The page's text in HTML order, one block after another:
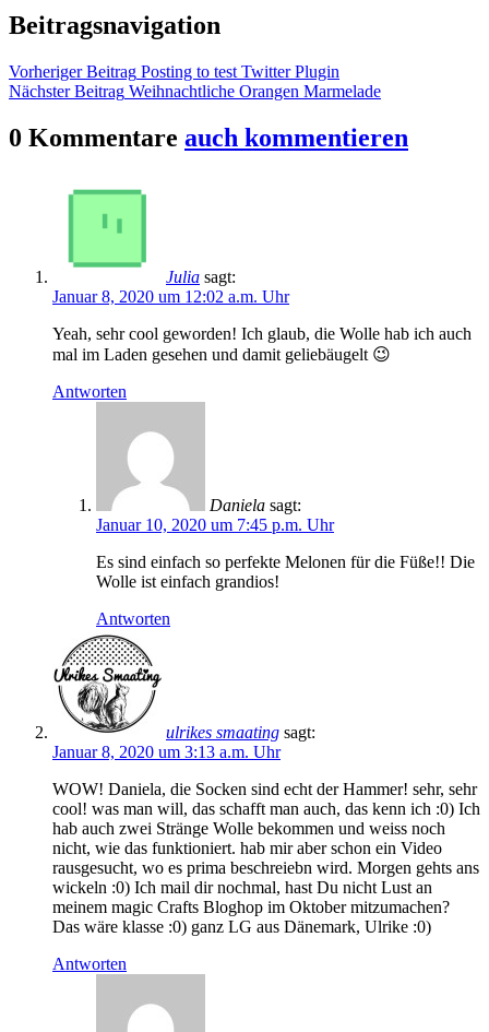
Beitragsnavigation
Vorheriger Beitrag Posting to test Twitter Plugin
Nächster Beitrag Weihnachtliche Orangen Marmelade
0 Kommentare auch kommentieren
Julia sagt:
Januar 8, 2020 um 12:02 a.m. Uhr
Yeah, sehr cool geworden! Ich glaub, die Wolle hab ich auch
mal im Laden gesehen und damit geliebäugelt 😉
Antworten
Daniela sagt:
Januar 10, 2020 um 7:45 p.m. Uhr
Es sind einfach so perfekte Melonen für die Füße!! Die
Wolle ist einfach grandios!
Antworten
ulrikes smaating sagt:
Januar 8, 2020 um 3:13 a.m. Uhr
WOW! Daniela, die Socken sind echt der Hammer! sehr, sehr
cool! was man will, das schafft man auch, das kenn ich :0) Ich
hab auch zwei Stränge Wolle bekommen und weiss noch
nicht, wie das funktioniert. hab mir aber schon ein Video
rausgesucht, wo es prima beschreiebn wird. Morgen gehts ans
wickeln :0) Ich mail dir nochmal, hast Du nicht Lust an
meinem magic Crafts Bloghop im Oktober mitzumachen?
Das wäre klasse :0) ganz LG aus Dänemark, Ulrike :0)
Antworten